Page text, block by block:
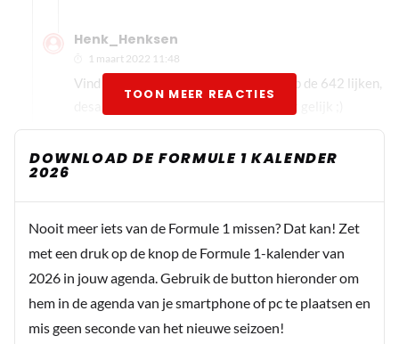
Henk_Henksen
1 maart 2022 11:48
Vind hem nog net een tikkeltje meer op de 642 lijken,
raindust
titel moet zijn : Dit is de mooiste Formule 1-auto volgens
mark-kusters#47022
1 maart 2022 16:59
TOON MEER REACTIES
DOWNLOAD DE FORMULE 1 KALENDER
2026
Nooit meer iets van de Formule 1 missen? Dat kan! Zet
met een druk op de knop de Formule 1-kalender van
2026 in jouw agenda. Gebruik de button hieronder om
hem in de agenda van je smartphone of pc te plaatsen en
mis geen seconde van het nieuwe seizoen!